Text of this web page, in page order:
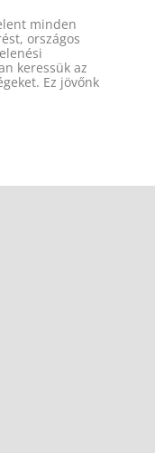
minden
országos
keressük az
Ez jövőnk